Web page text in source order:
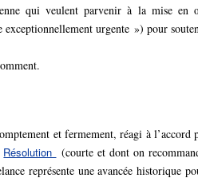
qui veulent parvenir à la mise en
exceptionnellement urgente ») pour
et fermement, réagi à
Résolution
(courte et dont on
représente une avancée historique